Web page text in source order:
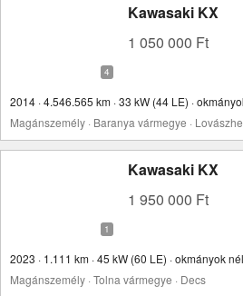
Kawasaki KX
1 050 000 Ft
2014 · 4.546.565 km · 33 kW (44 LE) ·
Magánszemély · Baranya vármegye ·
Kawasaki KX
1 950 000 Ft
2023 · 1.111 km · 45 kW (60 LE) · okmányok
Magánszemély · Tolna vármegye · Decs